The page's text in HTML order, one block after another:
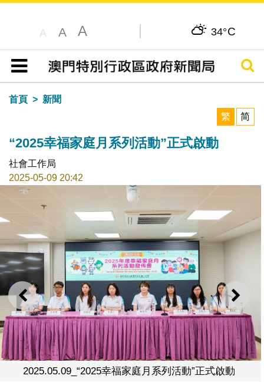
A A A 34°C
目錄
搜尋
首頁
新聞
繁
简
“2025幸福家庭月系列活動”正式啟動
社會工作局
2025-05-09 20:42
上一則 下一
2025.05.09_“2025幸福家庭月系列活動”正式啟動